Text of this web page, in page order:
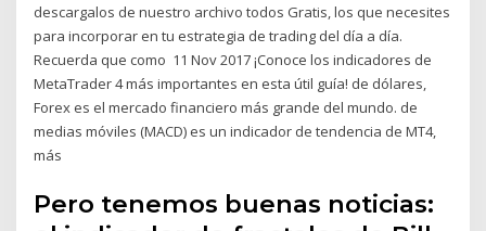
descargalos de nuestro archivo todos Gratis, los que necesites
para incorporar en tu estrategia de trading del día a día.
Recuerda que como 11 Nov 2017 ¡Conoce los indicadores de
MetaTrader 4 más importantes en esta útil guía! de dólares,
Forex es el mercado financiero más grande del mundo. de
medias móviles (MACD) es un indicador de tendencia de MT4,
más
Pero tenemos buenas noticias: